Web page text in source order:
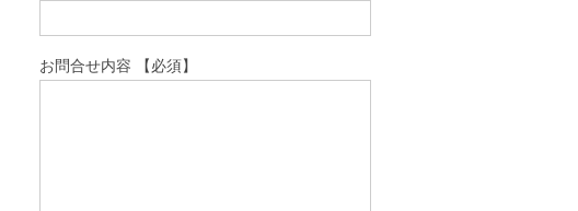
お問合せ内容 【必須】